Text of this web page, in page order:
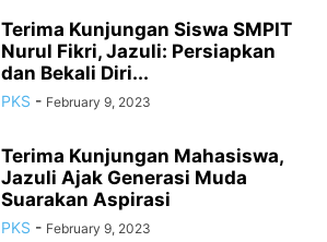
Terima Kunjungan Siswa SMPIT
Nurul Fikri, Jazuli: Persiapkan
dan Bekali Diri...
PKS - February 9, 2023
Terima Kunjungan Mahasiswa,
Jazuli Ajak Generasi Muda
Suarakan Aspirasi
PKS - February 9, 2023